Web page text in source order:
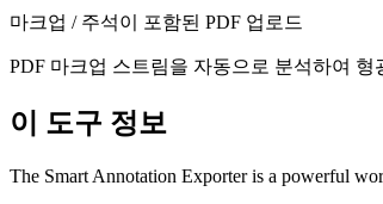
마크업 / 주석이 포함된 PDF 업로드
PDF 마크업 스트림을 자동으로 분석하여
이 도구 정보
The Smart Annotation Exporter is a powerful